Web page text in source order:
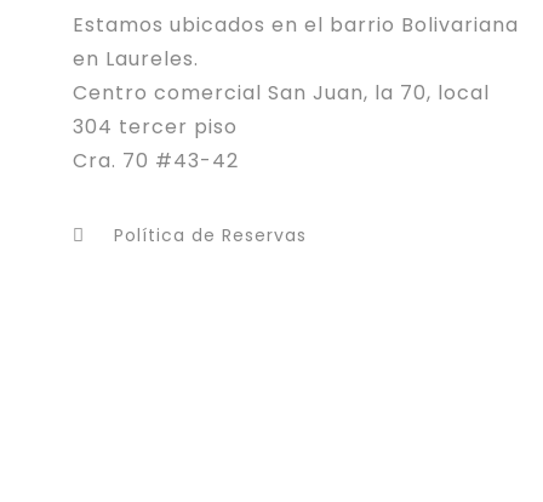
Estamos ubicados en el barrio Bolivariana
en Laureles.
Centro comercial San Juan, la 70, local
304 tercer piso
Cra. 70 #43-42
Política de Reservas